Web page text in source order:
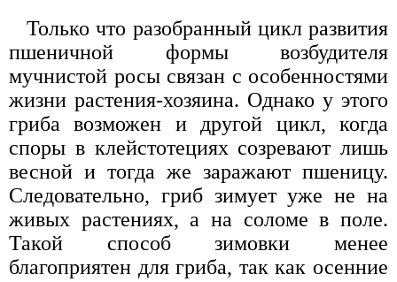
Только что разобранный цикл развития
пшеничной формы возбудителя
мучнистой росы связан с особенностями
жизни растения-хозяина. Однако у этого
гриба возможен и другой цикл, когда
споры в клейстотециях созревают лишь
весной и тогда же заражают пшеницу.
Следовательно, гриб зимует уже не на
живых растениях, а на соломе в поле.
Такой способ зимовки менее
благоприятен для гриба, так как осенние